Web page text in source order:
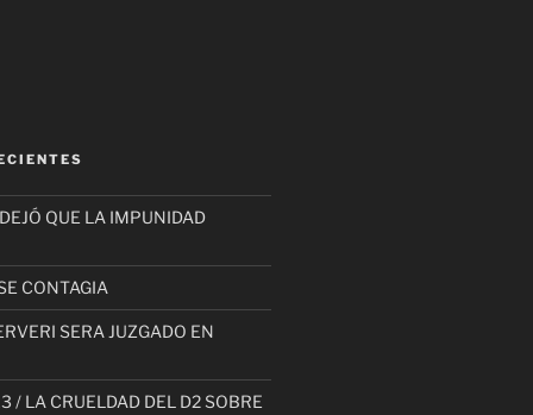
QUE LA IMPUNIDAD
CONTAGIA
SERA JUZGADO EN
/ LA CRUELDAD DEL D2 SOBRE